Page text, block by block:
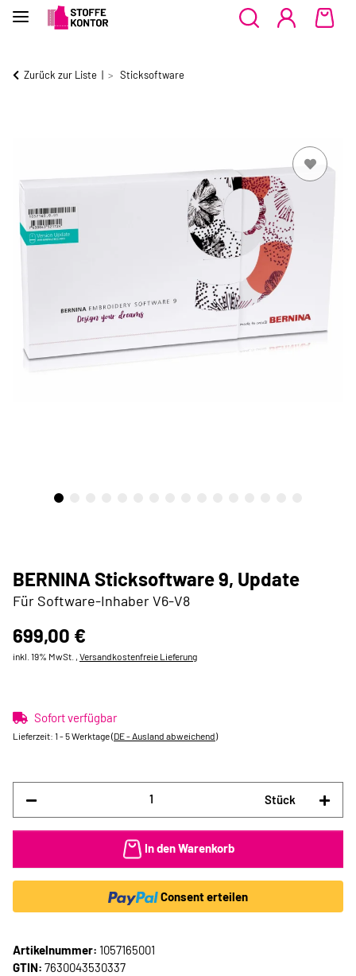
Zurück zur Liste Sticksoftware
BERNINA Sticksoftware 9, Update
Für Software-Inhaber V6-V8
699,00 €
inkl. 19% MwSt. , Versandkostenfreie Lieferung
Sofort verfügbar
Lieferzeit: 1 - 5 Werktage(DE - Ausland abweichend)
Stück
In den Warenkorb
Consent erteilen
Artikelnummer: 1057165001
GTIN: 7630043530337